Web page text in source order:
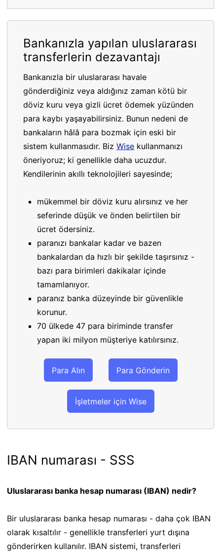
Bankanızla yapılan uluslararası
transferlerin dezavantajı
Bankanızla bir uluslararası havale
gönderdiğiniz veya aldığınız zaman kötü bir
döviz kuru veya gizli ücret ödemek yüzünden
para kaybı yaşayabilirsiniz. Bunun nedeni de
bankaların hâlâ para bozmak için eski bir
sistem kullanmasıdır. Biz Wise kullanmanızı
öneriyoruz; ki genellikle daha ucuzdur.
Kendilerinin akıllı teknolojileri sayesinde;
mükemmel bir döviz kuru alırsınız ve her
seferinde düşük ve önden belirtilen bir
ücret ödersiniz.
paranızı bankalar kadar ve bazen
bankalardan da hızlı bir şekilde taşırsınız -
bazı para birimleri dakikalar içinde
tamamlanıyor.
paranız banka düzeyinde bir güvenlikle
korunur.
70 ülkede 47 para biriminde transfer
yapan iki milyon müşteriye katılırsınız.
Para Alın Para Gönderin
İşletmeler için Wise
IBAN numarası - SSS
Uluslararası banka hesap numarası (IBAN) nedir?
Bir uluslararası banka hesap numarası - daha çok IBAN
olarak kısaltılır - genellikle transferleri yurt dışına
gönderirken kullanılır. IBAN sistemi, transferleri